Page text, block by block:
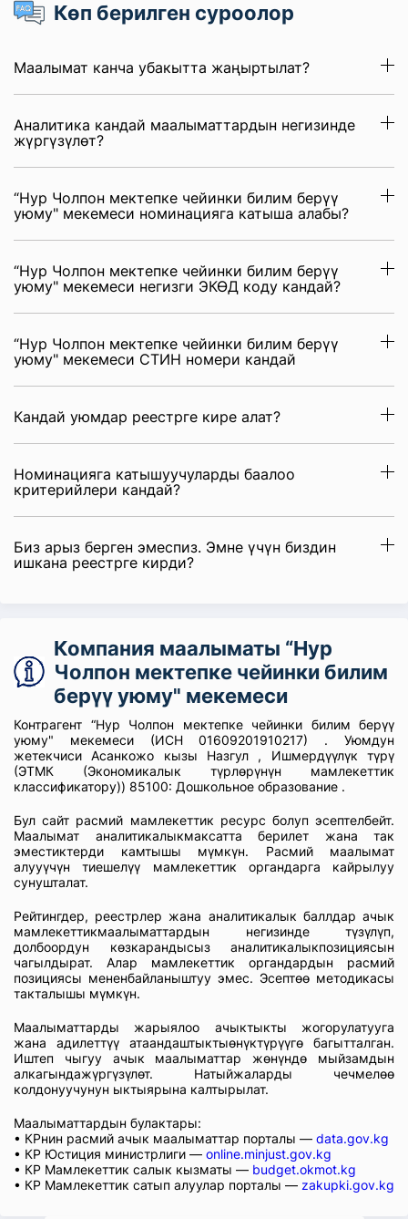
Көп берилген суроолор
Маалымат канча убакытта жаңыртылат?
Аналитика кандай маалыматтардын негизинде
жүргүзүлөт?
“Нур Чолпон мектепке чейинки билим берүү
уюму" мекемеси номинацияга катыша алабы?
“Нур Чолпон мектепке чейинки билим берүү
уюму" мекемеси негизги ЭКӨД коду кандай?
“Нур Чолпон мектепке чейинки билим берүү
уюму" мекемеси СТИН номери кандай
Кандай уюмдар реестрге кире алат?
Номинацияга катышуучуларды баалоо
критерийлери кандай?
Биз арыз берген эмеспиз. Эмне үчүн биздин
ишкана реестрге кирди?
Компания маалыматы “Нур
Чолпон мектепке чейинки билим
берүү уюму" мекемеси
Контрагент “Нур Чолпон мектепке чейинки билим берүү
уюму" мекемеси (ИСН 01609201910217) . Уюмдун
жетекчиси Асанкожо кызы Назгул , Ишмердүүлүк түрү
(ЭТМК (Экономикалык түрлөрүнүн мамлекеттик
классификатору)) 85100: Дошкольное образование .
Бул сайт расмий мамлекеттик ресурс болуп эсептелбейт.
Маалымат аналитикалыкмаксатта берилет жана так
эместиктерди камтышы мүмкүн. Расмий маалымат
алууүчүн тиешелүү мамлекеттик органдарга кайрылуу
сунушталат.
Рейтингдер, реестрлер жана аналитикалык баллдар ачык
мамлекеттикмаалыматтардын негизинде түзүлүп,
долбоордун көзкарандысыз аналитикалыкпозициясын
чагылдырат. Алар мамлекеттик органдардын расмий
позициясы мененбайланыштуу эмес. Эсептөө методикасы
такталышы мүмкүн.
Маалыматтарды жарыялоо ачыктыкты жогорулатууга
жана адилеттүү атаандаштыктыөнүктүрүүгө багытталган.
Иштеп чыгуу ачык маалыматтар жөнүндө мыйзамдын
алкагындажүргүзүлөт. Натыйжаларды чечмелөө
колдонуучунун ыктыярына калтырылат.
Маалыматтардын булактары:
• КРнин расмий ачык маалыматтар порталы — data.gov.kg
• КР Юстиция министрлиги — online.minjust.gov.kg
• КР Мамлекеттик салык кызматы — budget.okmot.kg
• КР Мамлекеттик сатып алуулар порталы — zakupki.gov.kg